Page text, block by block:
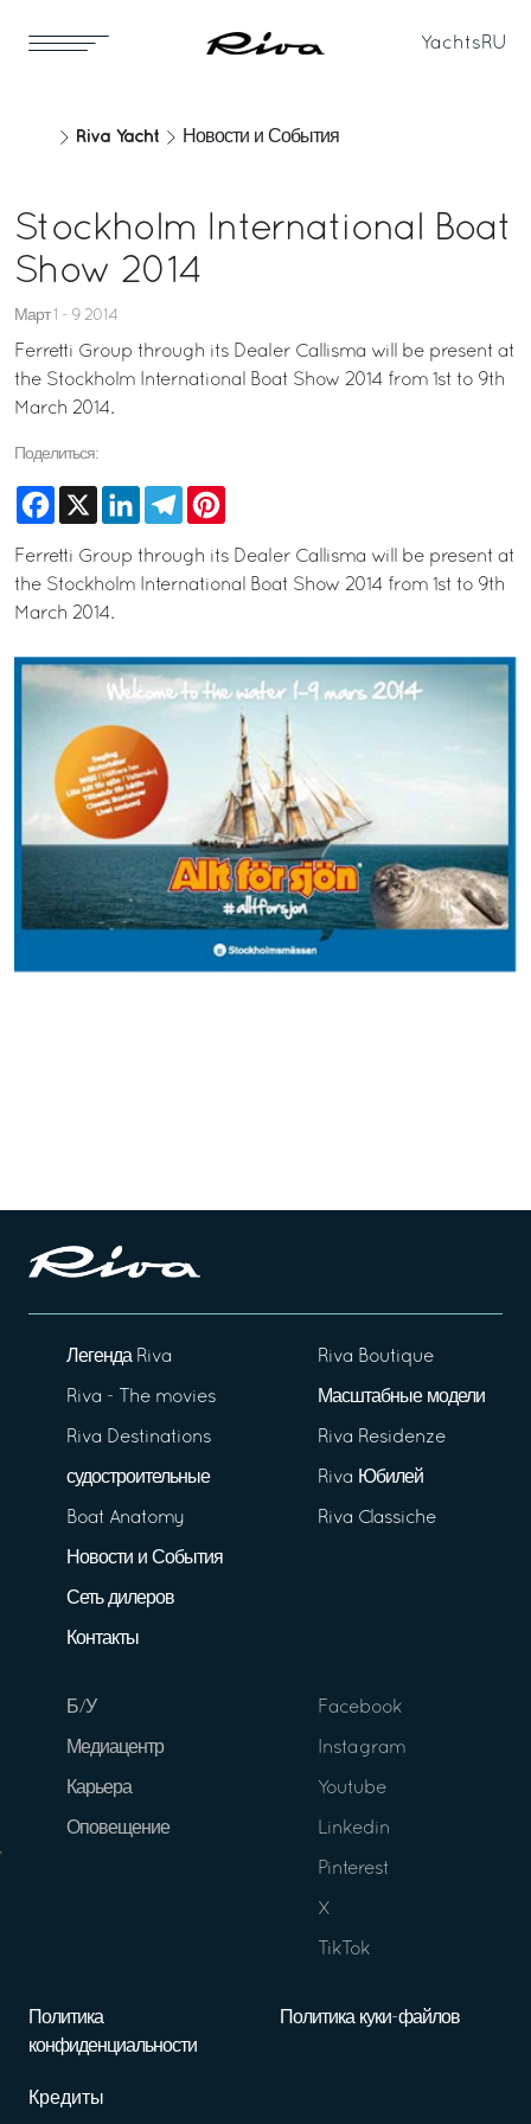
Yachts RU
Riva Yacht Новости и События
Stockholm International Boat
Show 2014
Март 1 - 9 2014
Ferretti Group through its Dealer Callisma will be present at
the Stockholm International Boat Show 2014 from 1st to 9th
March 2014.
Поделиться:
Facebook
X LinkedInTelegram
Ferretti Group through its Dealer Callisma will be present at
the Stockholm International Boat Show 2014 from 1st to 9th
March 2014.
Легенда Riva
Riva - The movies
Riva Destinations
судостроительные
Boat Anatomy
Новости и События
Сеть дилеров
Контакты
Riva Boutique
Масштабные модели
Riva Residenze
Riva Юбилей
Riva Classiche
Б/У
Медиацентр
Карьера
Оповещение
Facebook
Instagram
Youtube
Linkedin
Pinterest
X
TikTok
Политика
конфиденциальности
Политика куки-файлов
Кредиты